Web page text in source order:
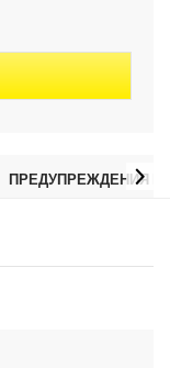
ПРЕДУПРЕЖДЕНИЯ И